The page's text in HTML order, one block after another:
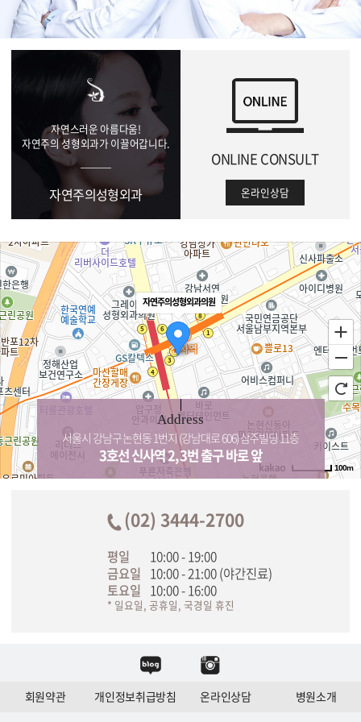
자연스러운 아름다움!
자연주의 성형외과가 이끌어갑니다.
자연주의성형외과
ONLINE CONSULT
온라인상담
자연주의성형외과의원
100m
Address
서울시 강남구 논현동 1번지 (강남대로 606) 삼주빌딩 11층
3호선 신사역 2, 3번 출구 바로 앞
(02) 3444-2700
평일
10:00 - 19:00
금요일 10:00 - 21:00 (야간진료)
토요일 10:00 - 16:00
* 일요일, 공휴일, 국경일 휴진
회원약관 개인정보취급방침 온라인상담 병원소개